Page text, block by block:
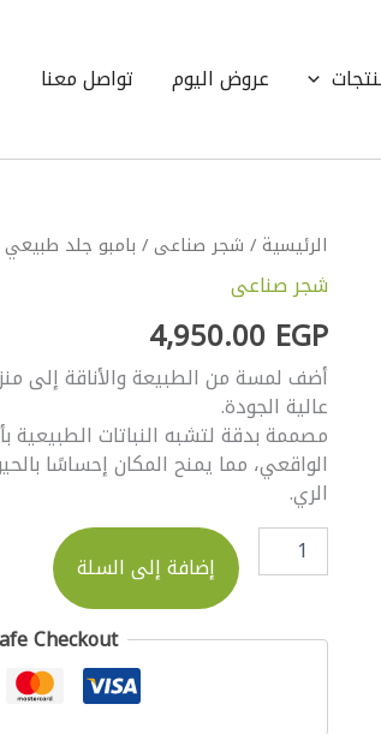
عروض اليوم تواصل معنا
الرئيسية/ شجر صناعى/ بامبو جلد
شجر صناعى
4,950.00 EGP
أضف لمسة من الطبيعة والأناقة إلى
عالية الجودة.
مصممة بدقة لتشبه النباتات الطبيعية
الواقعي، مما يمنح المكان إحساسًا
الري.
كمية
جلد
بوت
اكرلك
إضافة إلى السلة
Checkout